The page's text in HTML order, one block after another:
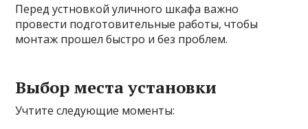
Перед устновкой уличного шкафа важно
провести подготовительные работы, чтобы
монтаж прошел быстро и без проблем.
Выбор места установки
Учтите следующие моменты: